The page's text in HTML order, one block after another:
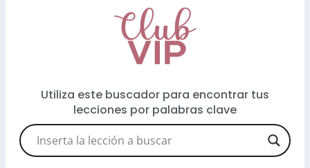
Utiliza este buscador para encontrar tus
lecciones por palabras clave